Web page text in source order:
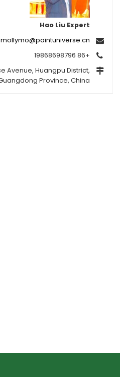
Hao Liu Expert
mollymo@paintuniverse.cn
+86 19868698796
Avenue, Huangpu District,
Province, China